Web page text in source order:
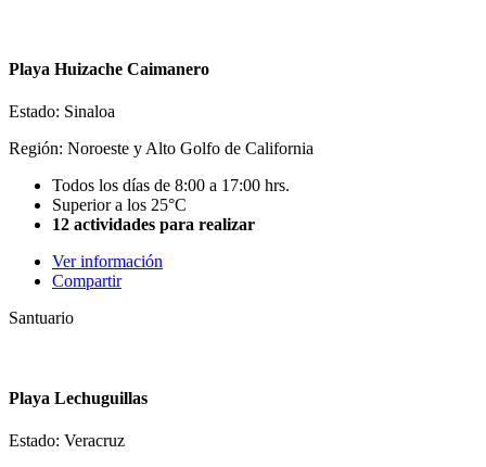
Playa Huizache Caimanero
Estado: Sinaloa
Región: Noroeste y Alto Golfo de California
Todos los días de 8:00 a 17:00 hrs.
Superior a los 25°C
12 actividades para realizar
Ver información
Compartir
Santuario
Playa Lechuguillas
Estado: Veracruz